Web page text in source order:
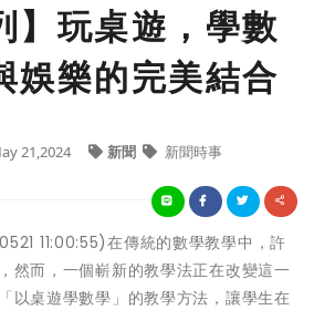
】玩桌遊，學數
娛樂的完美結合
21,2024 新聞 新聞時事
11:00:55)在傳統的數學教學中，許
然而，一個嶄新的教學法正在改變這一
以桌遊學數學」的教學方法，讓學生在